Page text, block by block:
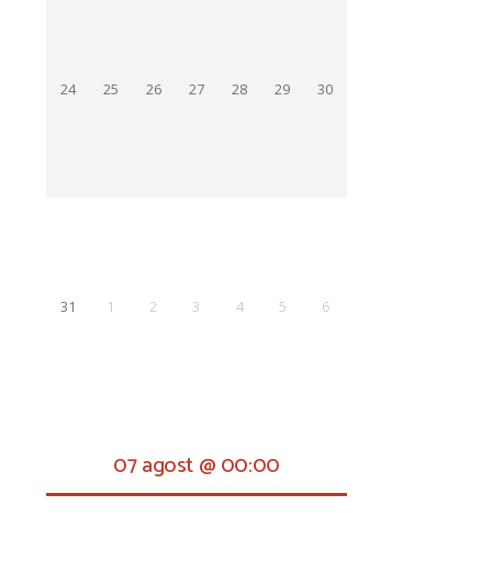
24 25 26 27 28 29 30
31 1 2 3 4 5 6
07 agost @ 00:00